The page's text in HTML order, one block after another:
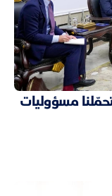
مسؤوليات